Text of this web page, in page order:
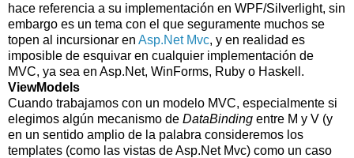
hace referencia a su implementación en WPF/Silverlight, sin
embargo es un tema con el que seguramente muchos se
topen al incursionar en Asp.Net Mvc, y en realidad es
imposible de esquivar en cualquier implementación de
MVC, ya sea en Asp.Net, WinForms, Ruby o Haskell.
ViewModels
Cuando trabajamos con un modelo MVC, especialmente si
elegimos algún mecanismo de DataBinding entre M y V (y
en un sentido amplio de la palabra consideremos los
templates (como las vistas de Asp.Net Mvc) como un caso